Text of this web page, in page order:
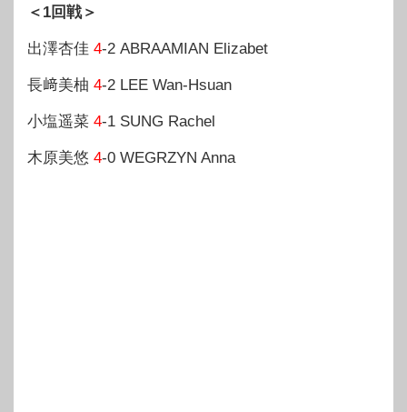
＜1回戦＞
出澤杏佳 4-2 ABRAAMIAN Elizabet
長﨑美柚 4-2 LEE Wan-Hsuan
小塩遥菜 4-1 SUNG Rachel
木原美悠 4-0 WEGRZYN Anna